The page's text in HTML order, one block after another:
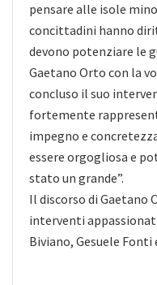
pensare alle isole
concittadini hanno
devono potenziare le
Gaetano Orto con la
concluso il suo
fortemente
impegno e
essere orgogliosa e
stato un grande”.
Il discorso di Gaetano
interventi
Biviano, Gesuele Fonti